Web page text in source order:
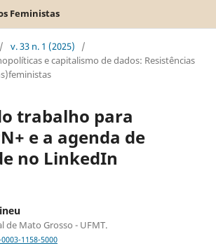
Feministas
/ v. 33 n. 1 (2025)
/
e capitalismo de dados: Resistências
trabalho para
e a agenda de
no LinkedIn
de Mato Grosso - UFMT.
1158-5000